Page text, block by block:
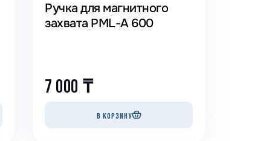
Ручка для магнитного
захвата PML-A 600
7 000 ₸
В КОРЗИНУ